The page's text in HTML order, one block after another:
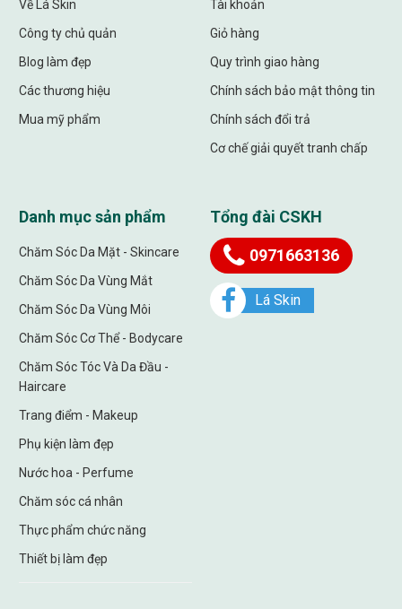
Về Lá Skin
Công ty chủ quản
Blog làm đẹp
Các thương hiệu
Mua mỹ phẩm
Tài khoản
Giỏ hàng
Quy trình giao hàng
Chính sách bảo mật thông tin
Chính sách đổi trả
Cơ chế giải quyết tranh chấp
Danh mục sản phẩm
Chăm Sóc Da Mặt - Skincare
Chăm Sóc Da Vùng Mắt
Chăm Sóc Da Vùng Môi
Chăm Sóc Cơ Thể - Bodycare
Chăm Sóc Tóc Và Da Đầu -
Haircare
Trang điểm - Makeup
Phụ kiện làm đẹp
Nước hoa - Perfume
Chăm sóc cá nhân
Thực phẩm chức năng
Thiết bị làm đẹp
Tổng đài CSKH
0971663136
Lá Skin